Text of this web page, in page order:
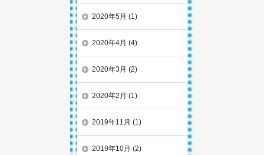
2020年5月 (1)
2020年4月 (4)
2020年3月 (2)
2020年2月 (1)
2019年11月 (1)
2019年10月 (2)